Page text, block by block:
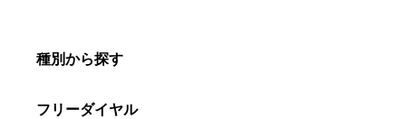
種別から探す
フリーダイヤル